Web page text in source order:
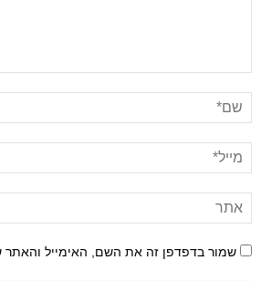
שמור בדפדפן זה את השם, האימייל והאתר